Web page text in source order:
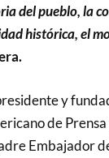
del pueblo, la
histórica, el
y
de
Embajador